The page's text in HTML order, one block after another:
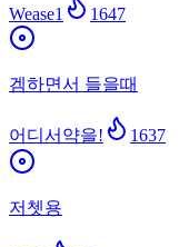
Wease1 1647
겜하면서 들을때
어디서약을! 1637
저쳇용